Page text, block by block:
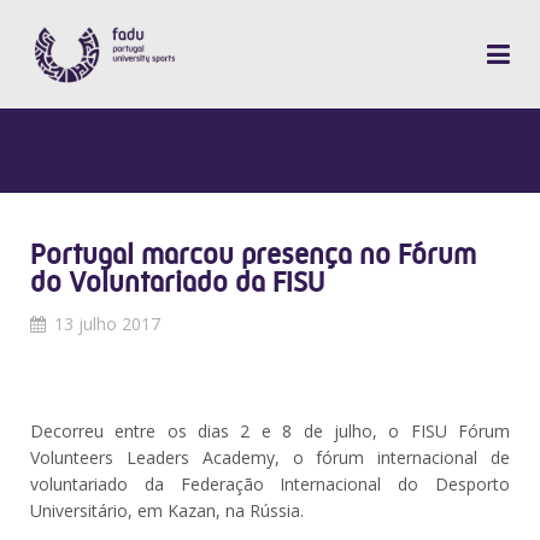
Portugal marcou presença no Fórum
do Voluntariado da FISU
13 julho 2017
Decorreu entre os dias 2 e 8 de julho, o FISU Fórum
Volunteers Leaders Academy, o fórum internacional de
voluntariado da Federação Internacional do Desporto
Universitário, em Kazan, na Rússia.